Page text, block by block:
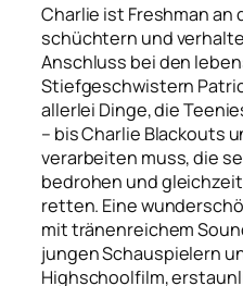
Charlie ist Freshman an
schüchtern und
Anschluss bei den
Stiefgeschwistern
allerlei Dinge, die
– bis Charlie Blackouts
verarbeiten muss, die
bedrohen und
retten. Eine
mit tränenreichem
jungen Schauspielern
Highschoolfilm,